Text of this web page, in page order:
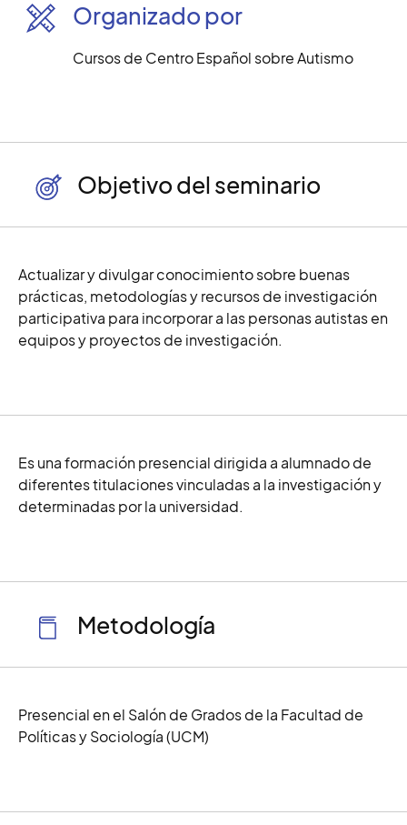
Organizado por
Cursos de Centro Español sobre Autismo
Objetivo del seminario
Es una formación presencial dirigida a alumnado de
diferentes titulaciones vinculadas a la investigación y
determinadas por la universidad.
Actualizar y divulgar conocimiento sobre buenas
prácticas, metodologías y recursos de investigación
participativa para incorporar a las personas autistas en
equipos y proyectos de investigación.
Metodología
Presencial en el Salón de Grados de la Facultad de
Políticas y Sociología (UCM)